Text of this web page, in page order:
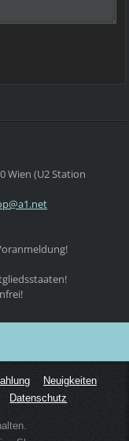
Wien (U2 Station
a1.net
Neuigkeiten
Datenschutz